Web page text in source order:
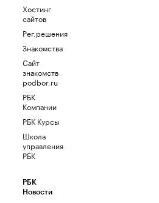
Хостинг
сайтов
Рег.решения
Знакомства
Сайт
знакомств
podbor.ru
РБК
Компании
РБК Курсы
Школа
управления
РБК
РБК
Новости